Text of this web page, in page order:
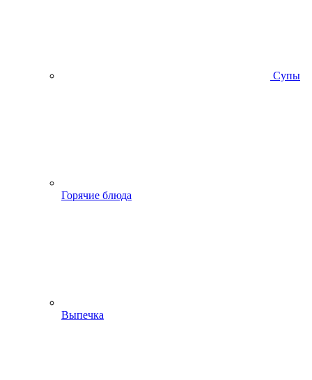
Супы
Горячие блюда
Выпечка